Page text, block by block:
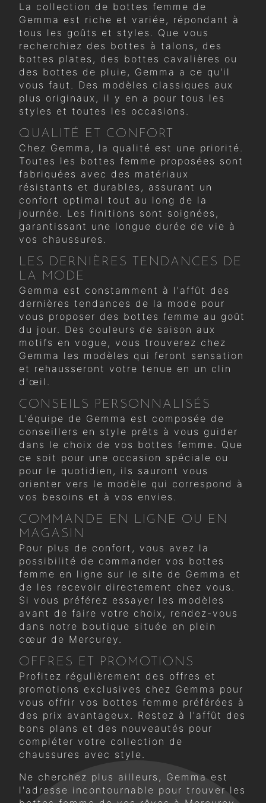
La collection de bottes femme de
Gemma est riche et variée, répondant à
tous les goûts et styles. Que vous
recherchiez des bottes à talons, des
bottes plates, des bottes cavalières ou
des bottes de pluie, Gemma a ce qu'il
vous faut. Des modèles classiques aux
plus originaux, il y en a pour tous les
styles et toutes les occasions.
QUALITÉ ET CONFORT
Chez Gemma, la qualité est une priorité.
Toutes les bottes femme proposées sont
fabriquées avec des matériaux
résistants et durables, assurant un
confort optimal tout au long de la
journée. Les finitions sont soignées,
garantissant une longue durée de vie à
vos chaussures.
LES DERNIÈRES TENDANCES DE
LA MODE
Gemma est constamment à l'affût des
dernières tendances de la mode pour
vous proposer des bottes femme au goût
du jour. Des couleurs de saison aux
motifs en vogue, vous trouverez chez
Gemma les modèles qui feront sensation
et rehausseront votre tenue en un clin
d'œil.
CONSEILS PERSONNALISÉS
L'équipe de Gemma est composée de
conseillers en style prêts à vous guider
dans le choix de vos bottes femme. Que
ce soit pour une occasion spéciale ou
pour le quotidien, ils sauront vous
orienter vers le modèle qui correspond à
vos besoins et à vos envies.
COMMANDE EN LIGNE OU EN
MAGASIN
Pour plus de confort, vous avez la
possibilité de commander vos bottes
femme en ligne sur le site de Gemma et
de les recevoir directement chez vous.
Si vous préférez essayer les modèles
avant de faire votre choix, rendez-vous
dans notre boutique située en plein
cœur de Mercurey.
OFFRES ET PROMOTIONS
Profitez régulièrement des offres et
promotions exclusives chez Gemma pour
vous offrir vos bottes femme préférées à
des prix avantageux. Restez à l'affût des
bons plans et des nouveautés pour
compléter votre collection de
chaussures avec style.
Ne cherchez plus ailleurs, Gemma est
l'adresse incontournable pour trouver les